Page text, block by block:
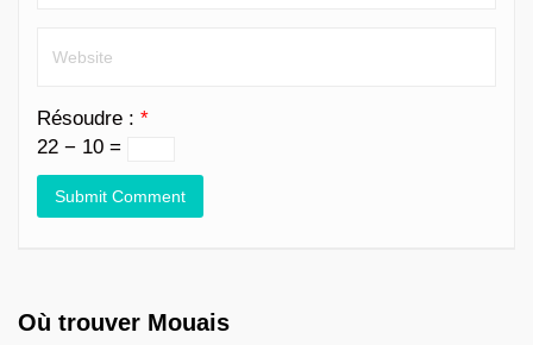
Résoudre : *
22 − 10 =
Où trouver Mouais